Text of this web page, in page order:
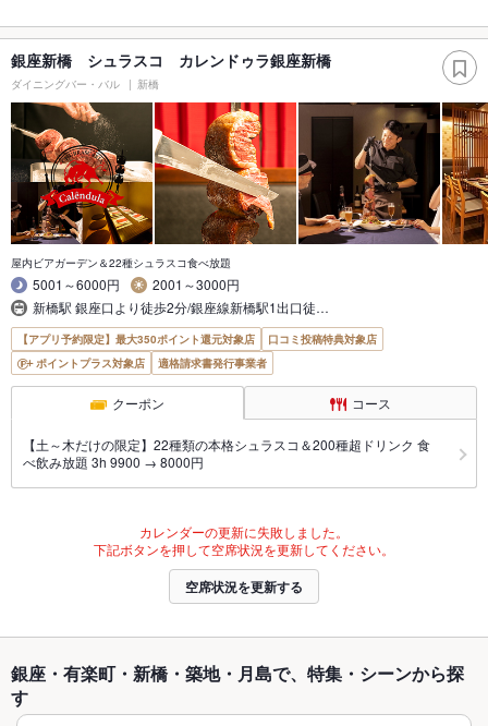
銀座新橋 シュラスコ カレンドゥラ銀座新橋
ダイニングバー・バル 新橋
屋内ビアガーデン＆22種シュラスコ食べ放題
5001～6000円
2001～3000円
新橋駅 銀座口より徒歩2分/銀座線新橋駅1出口徒…
【アプリ予約限定】最大350ポイント還元対象店
口コミ投稿特典対象店
ポイントプラス対象店
適格請求書発行事業者
クーポン コース
【土～木だけの限定】22種類の本格シュラスコ＆200種超ドリンク 食
べ飲み放題 3h 9900 → 8000円
カレンダーの更新に失敗しました。
下記ボタンを押して空席状況を更新してください。
空席状況を更新する
銀座・有楽町・新橋・築地・月島で、特集・シーンから探
す